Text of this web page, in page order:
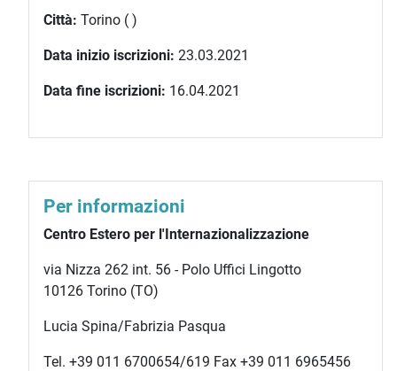
Città: Torino ( )
Data inizio iscrizioni: 23.03.2021
Data fine iscrizioni: 16.04.2021
Per informazioni
Centro Estero per l'Internazionalizzazione
via Nizza 262 int. 56 - Polo Uffici Lingotto
10126 Torino (TO)
Lucia Spina/Fabrizia Pasqua
Tel. +39 011 6700654/619 Fax +39 011 6965456